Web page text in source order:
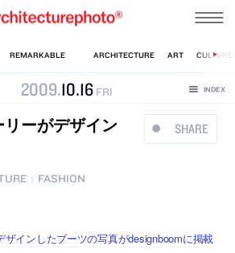
2009.10.16 FRI
SHARE
ーがデザイン
FASHION
インしたブーツの写真がdesignboomに掲載